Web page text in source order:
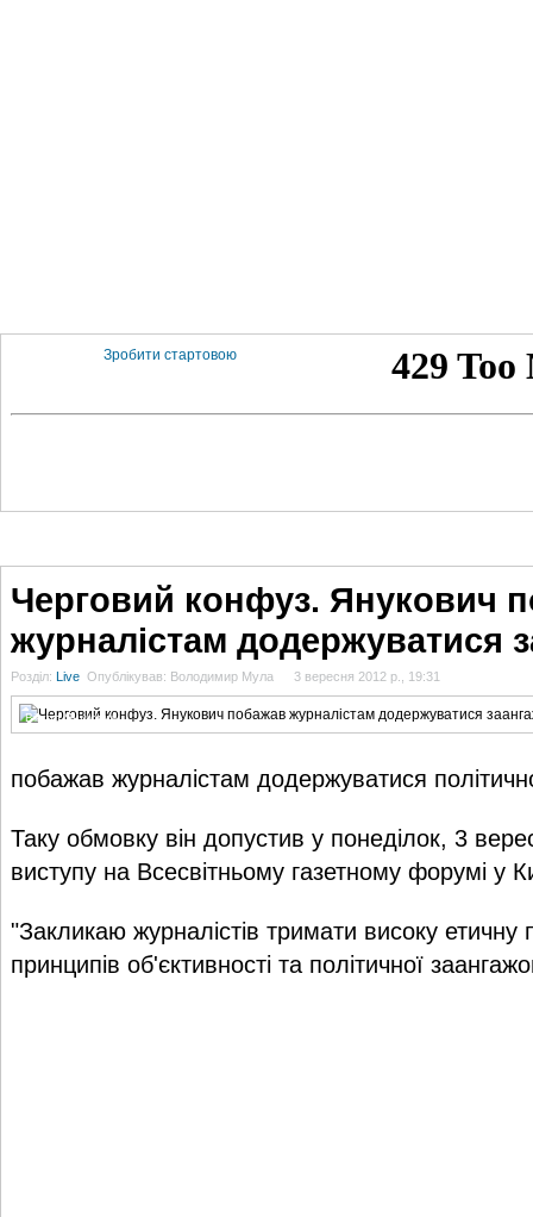
Зробити стартовою
Черговий конфуз. Янукович
журналістам додержуватися
Розділ: Live Опублікував: Володимир Мула 3 вересня 2012 р., 19:31
Віктор Янукович
побажав журналістам додержуватися
Таку обмовку він допустив у понеділок, 3
виступу на Всесвітньому газетному форумі у
"Закликаю журналістів тримати високу
принципів об'єктивності та політичної